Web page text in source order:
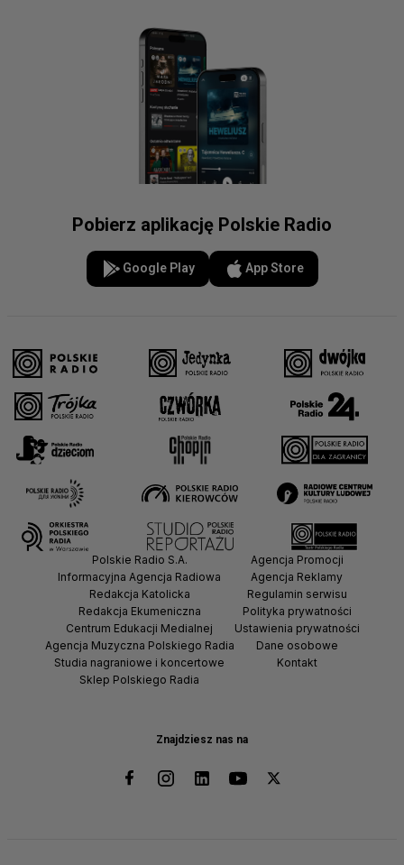
Pobierz aplikację Polskie Radio
Google Play App Store
Znajdziesz nas na
Polskie Radio S.A.
Informacyjna Agencja Radiowa
Redakcja Katolicka
Redakcja Ekumeniczna
Centrum Edukacji Medialnej
Agencja Muzyczna Polskiego Radia
Studia nagraniowe i koncertowe
Sklep Polskiego Radia
Agencja Promocji
Agencja Reklamy
Regulamin serwisu
Polityka prywatności
Ustawienia prywatności
Dane osobowe
Kontakt